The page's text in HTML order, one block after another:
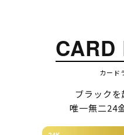
CARD
カード
ブラック
唯一無二24